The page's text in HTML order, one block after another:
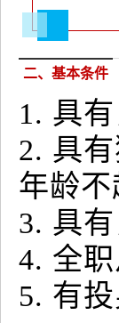
二、基本条件
1. 具
2. 具
年龄
3. 具
4. 全
5. 有